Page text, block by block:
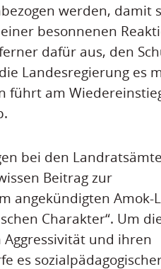
werden, damit
besonnenen
dafür aus, den
Landesregierung es
führt am
bei den
Beitrag zur
angekündigten Amok-
Charakter“. Um
und ihren
es